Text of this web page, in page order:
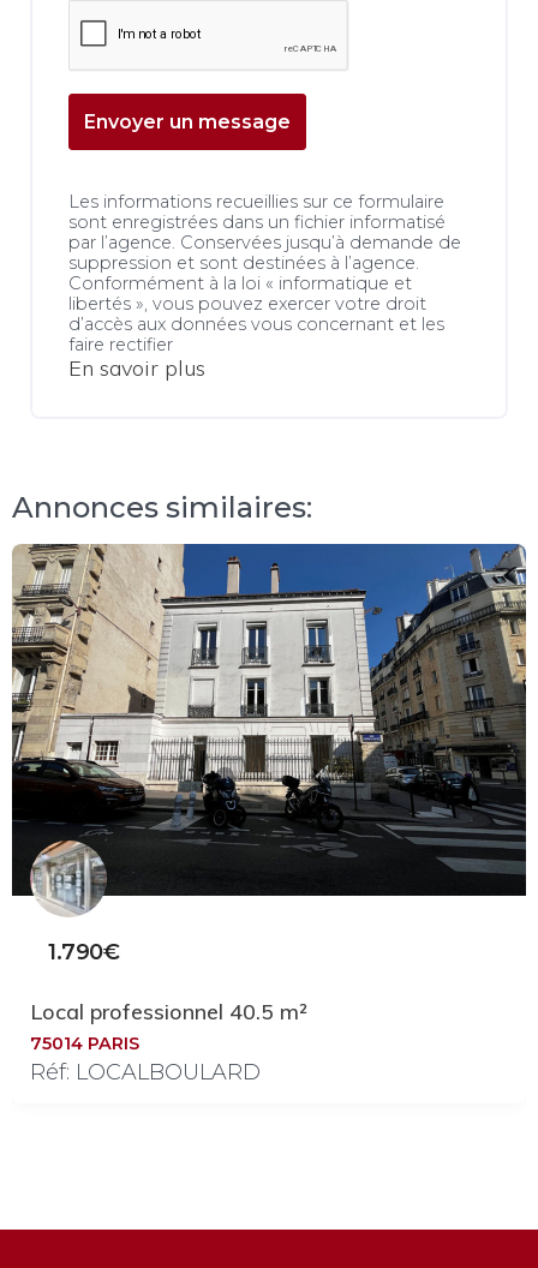
Envoyer un message
Les informations recueillies sur ce formulaire
sont enregistrées dans un fichier informatisé
par l’agence. Conservées jusqu’à demande de
suppression et sont destinées à l’agence.
Conformément à la loi « informatique et
libertés », vous pouvez exercer votre droit
d’accès aux données vous concernant et les
faire rectifier
En savoir plus
Annonces similaires:
1.790€
Local professionnel 40.5 m²
75014 PARIS
Réf: LOCALBOULARD